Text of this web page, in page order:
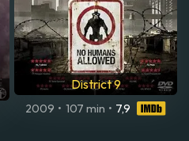
District 9
2009 • 107 min • 7,9